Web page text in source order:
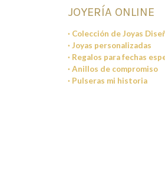
JOYERÍA ONLINE
· Colección de Joyas
· Joyas personalizadas
· Regalos para fechas
· Anillos de compromiso
· Pulseras mi historia